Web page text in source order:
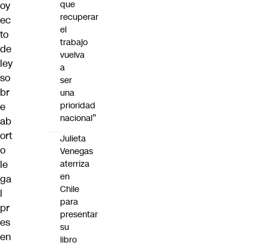
oy
ec
to
de
ley
so
br
e
ab
ort
o
le
ga
l
pr
es
en
que
recuperar
el
trabajo
vuelva
a
ser
una
prioridad
nacional”
Julieta
Venegas
aterriza
en
Chile
para
presentar
su
libro